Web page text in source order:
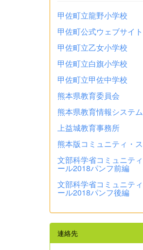
甲佐町立龍野小学校
甲佐町公式ウェブサイト
甲佐町立乙女小学校
甲佐町立白旗小学校
甲佐町立甲佐中学校
熊本県教育委員会
熊本県教育情報システム
上益城教育事務所
熊本版コミュニティ・
文部科学省コミュニテ
ール2018パンフ前編
文部科学省コミュニテ
ール2018パンフ後編
連絡先